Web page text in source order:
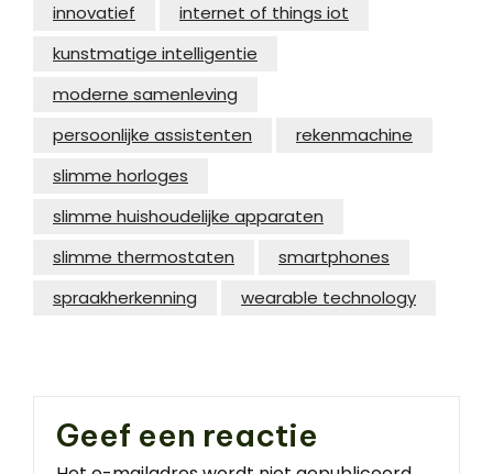
innovatief
internet of things iot
kunstmatige intelligentie
moderne samenleving
persoonlijke assistenten
rekenmachine
slimme horloges
slimme huishoudelijke apparaten
slimme thermostaten
smartphones
spraakherkenning
wearable technology
Geef een reactie